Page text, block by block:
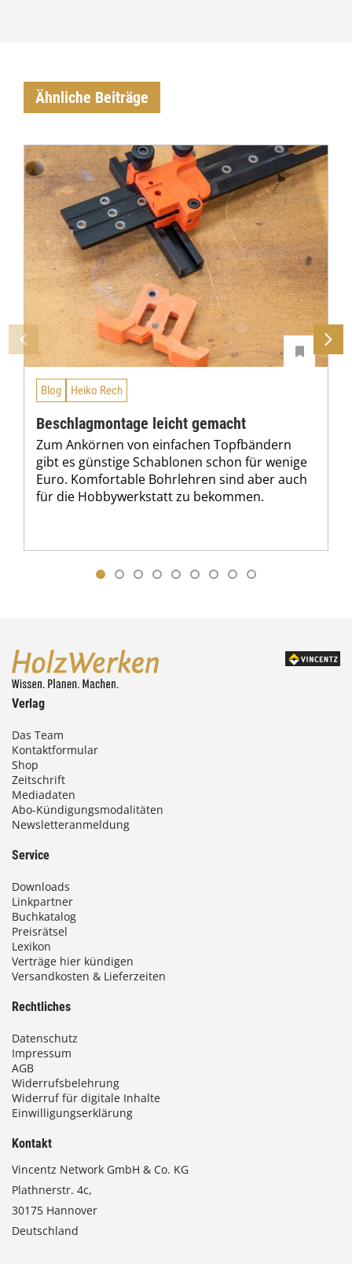
Ähnliche Beiträge
Blog Heiko Rech
Beschlagmontage leicht gemacht
Zum Ankörnen von einfachen Topfbändern
gibt es günstige Schablonen schon für wenige
Euro. Komfortable Bohrlehren sind aber auch
für die Hobbywerkstatt zu bekommen.
Verlag
Das Team
Kontaktformular
Shop
Zeitschrift
Mediadaten
Abo-Kündigungsmodalitäten
Newsletteranmeldung
Service
Downloads
Linkpartner
Buchkatalog
Preisrätsel
Lexikon
Verträge hier kündigen
Versandkosten & Lieferzeiten
Rechtliches
Datenschutz
Impressum
AGB
Widerrufsbelehrung
Widerruf für digitale Inhalte
Einwilligungserklärung
Kontakt
Vincentz Network GmbH & Co. KG
Plathnerstr. 4c,
30175 Hannover
Deutschland